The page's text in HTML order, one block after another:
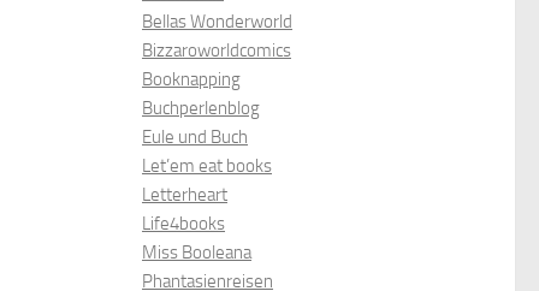
Bellas Wonderworld
Bizzaroworldcomics
Booknapping
Buchperlenblog
Eule und Buch
Let’em eat books
Letterheart
Life4books
Miss Booleana
Phantasienreisen